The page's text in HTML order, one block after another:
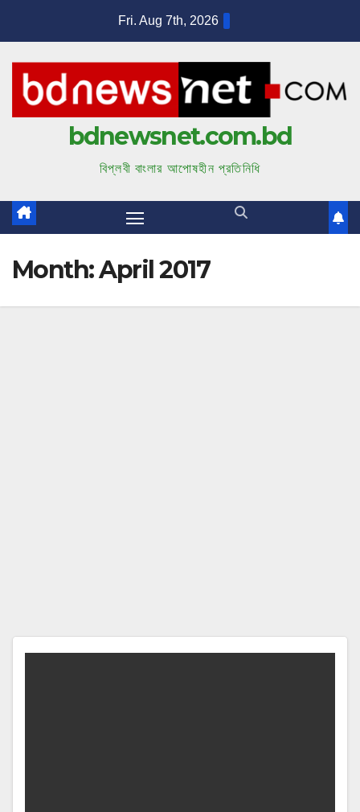
n
Fri. Aug 7th, 2026
bdnewsnet.com.bd
বিপ্লবী বাংলার আপোষহীন প্রতিনিধি
Month:April 2017